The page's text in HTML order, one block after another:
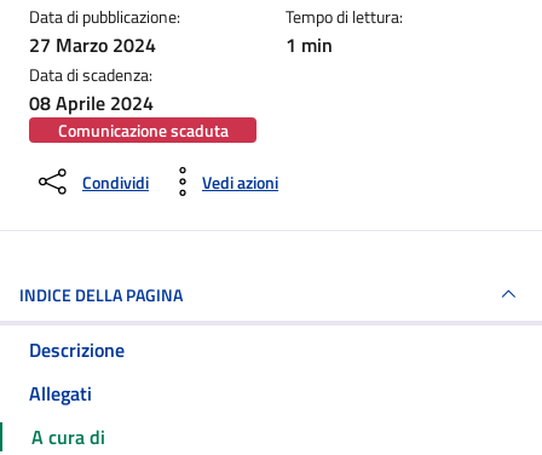
Data di pubblicazione:
27 Marzo 2024
Data di scadenza:
08 Aprile 2024
Comunicazione scaduta
Tempo di lettura:
1 min
Condividi Vedi azioni
INDICE DELLA PAGINA
Descrizione
Allegati
A cura di